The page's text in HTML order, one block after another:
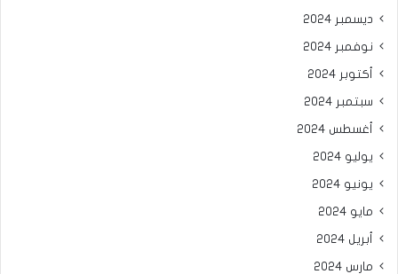
ديسمبر 2024
نوفمبر 2024
أكتوبر 2024
سبتمبر 2024
أغسطس 2024
يوليو 2024
يونيو 2024
مايو 2024
أبريل 2024
مارس 2024